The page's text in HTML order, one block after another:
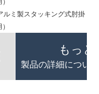
もっ
製品の詳細につい